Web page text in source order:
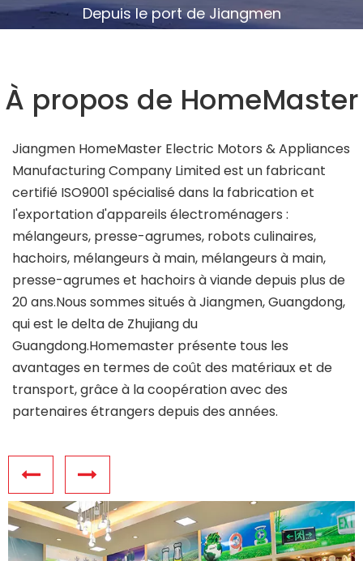
Depuis le port de Jiangmen
À propos de HomeMaster
Jiangmen HomeMaster Electric Motors & Appliances
Manufacturing Company Limited est un fabricant
certifié ISO9001 spécialisé dans la fabrication et
l'exportation d'appareils électroménagers :
mélangeurs, presse-agrumes, robots culinaires,
hachoirs, mélangeurs à main, mélangeurs à main,
presse-agrumes et hachoirs à viande depuis plus de
20 ans.Nous sommes situés à Jiangmen, Guangdong,
qui est le delta de Zhujiang du
Guangdong.Homemaster présente tous les
avantages en termes de coût des matériaux et de
transport, grâce à la coopération avec des
partenaires étrangers depuis des années.